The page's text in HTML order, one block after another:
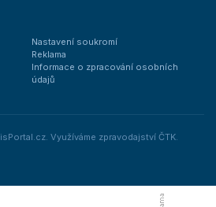
Nastavení soukromí
Reklama
Informace o zpracování osobních
údajů
Využíváme zpravodajství ČTK.